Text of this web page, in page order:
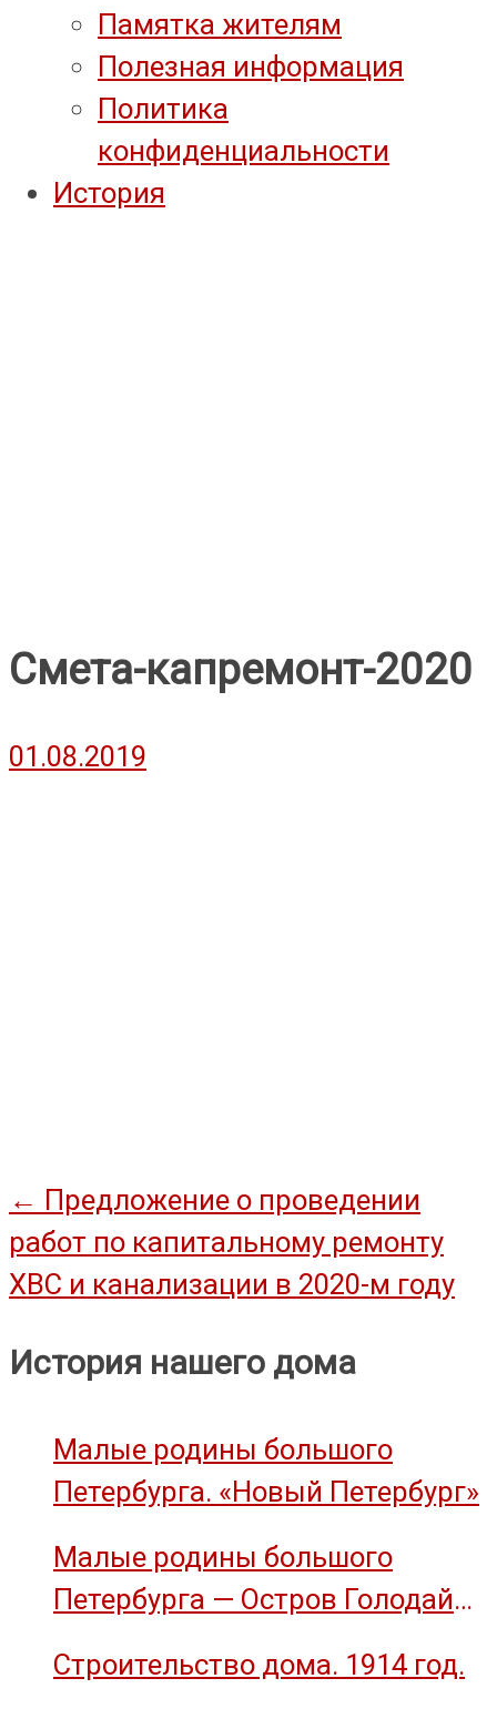
Памятка жителям
Полезная информация
Политика
конфиденциальности
История
Смета-капремонт-2020
01.08.2019
Навигация
по
записям
← Предложение о проведении
работ по капитальному ремонту
ХВС и канализации в 2020-м году
История нашего дома
Малые родины большого
Петербурга. «Новый Петербург»
Малые родины большого
Петербурга — Остров Голодай
Строительство дома. 1914 год.